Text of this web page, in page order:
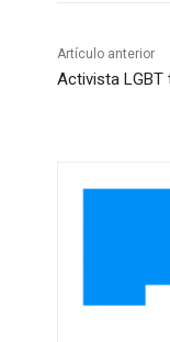
Artículo anterior
Activista